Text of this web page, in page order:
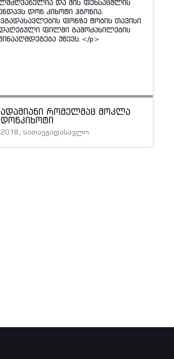
ადამიანი რომელმაც მოკლა
დონკიხოტი
2018, სათავგადასავლო